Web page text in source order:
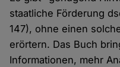
staatliche Förderung
147), ohne einen
erörtern. Das Buch
Informationen, mehr